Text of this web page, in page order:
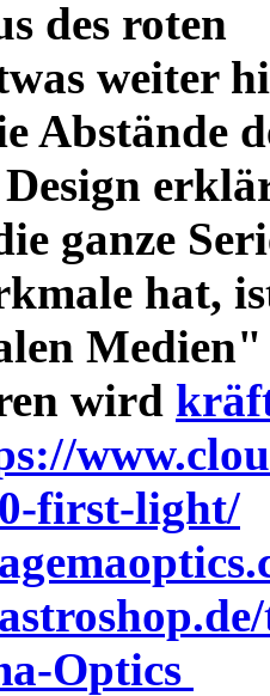
des roten
weiter
Abstände
ganze
hat,
Medien"
wird
first-light/
Optics